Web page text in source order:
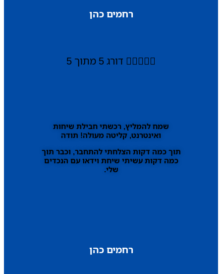
רחמים כהן
 דורג 5 מתוך 5
שמח להמליץ, רכשתי חבילת שיחות
ואינטרנט, קליטה מעולה! תודה
תוך כמה דקות הצלחתי להתחבר, וכבר תוך
כמה דקות עשיתי שיחת וידאו עם הנכדים
שלי.
רחמים כהן